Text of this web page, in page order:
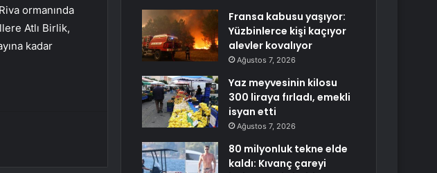
ormanında
Atlı Birlik,
kadar
Fransa kabusu yaşıyor:
Yüzbinlerce kişi kaçıyor
alevler kovalıyor
Ağustos 7, 2026
Yaz meyvesinin kilosu
300 liraya fırladı, emekli
isyan etti
Ağustos 7, 2026
80 milyonluk tekne elde
kaldı: Kıvanç çareyi